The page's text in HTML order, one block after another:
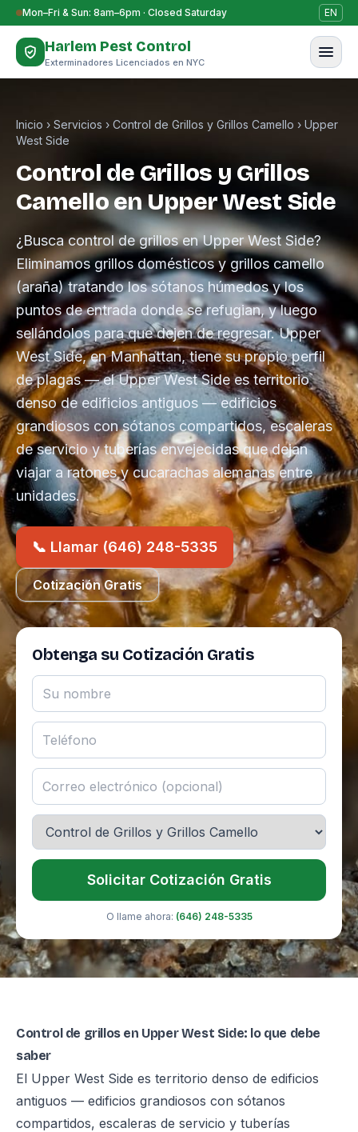
Saltar al contenido
Mon–Fri & Sun: 8am–6pm · Closed Saturday EN
Harlem Pest Control
Exterminadores Licenciados en NYC
Inicio › Servicios › Control de Grillos y Grillos Camello › Upper
West Side
Control de Grillos y Grillos
Camello en Upper West Side
¿Busca control de grillos en Upper West Side?
Eliminamos grillos domésticos y grillos camello
(araña) tratando los sótanos húmedos y los
puntos de entrada donde se refugian, y luego
sellándolos para que dejen de regresar. Upper
West Side, en Manhattan, tiene su propio perfil
de plagas — el Upper West Side es territorio
denso de edificios antiguos — edificios
grandiosos con sótanos compartidos, escaleras
de servicio y tuberías envejecidas que dejan
viajar a ratones y cucarachas alemanas entre
unidades.
📞 Llamar (646) 248-5335
Cotización Gratis
Obtenga su Cotización Gratis
Solicitar Cotización Gratis
O llame ahora: (646) 248-5335
Control de grillos en Upper West Side: lo que debe
saber
El Upper West Side es territorio denso de edificios
antiguos — edificios grandiosos con sótanos
compartidos, escaleras de servicio y tuberías